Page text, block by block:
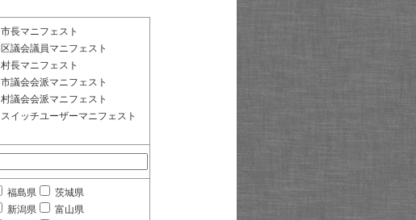
市長マニフェスト
区議会議員マニフェスト
村長マニフェスト
市議会会派マニフェスト
村議会会派マニフェスト
スイッチユーザーマニフェスト
福島県
茨城県
新潟県
富山県